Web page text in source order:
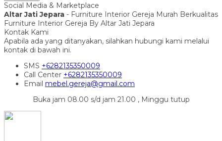
Social Media & Marketplace
Altar Jati Jepara - Furniture Interior Gereja Murah Berkualitas
Furniture Interior Gereja By Altar Jati Jepara
Kontak Kami
Apabila ada yang ditanyakan, silahkan hubungi kami melalui
kontak di bawah ini.
SMS +6282135350009
Call Center +6282135350009
Email mebel.gereja@gmail.com
Buka jam 08.00 s/d jam 21.00 , Minggu tutup